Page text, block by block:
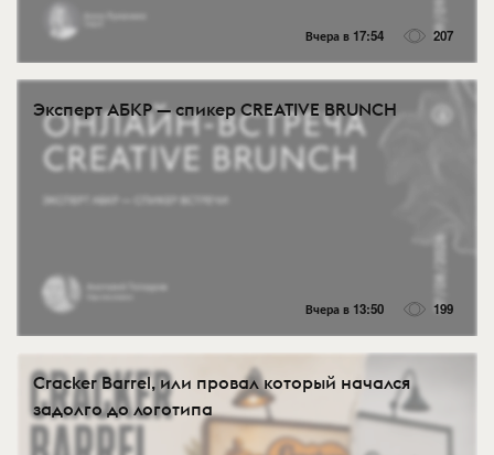
Вчера в 17:54 207
Эксперт АБКР — спикер CREATIVE BRUNCH
Вчера в 13:50 199
Cracker Barrel, или провал который начался
задолго до логотипа